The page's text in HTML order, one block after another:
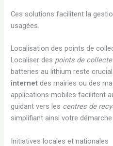
Ces solutions facilitent la
usagées.
Localisation des points de
Localiser des points de collecte
batteries au lithium reste
internet des mairies ou des
applications mobiles facilitent
guidant vers les centres de
simplifiant ainsi votre
Initiatives locales et nationales